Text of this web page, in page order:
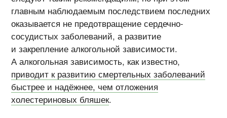
главным наблюдаемым последствием последних
оказывается не предотвращение сердечно-
сосудистых заболеваний, а развитие
и закрепление алкогольной зависимости.
А алкогольная зависимость, как известно,
приводит к развитию смертельных заболеваний
быстрее и надёжнее, чем отложения
холестериновых бляшек.